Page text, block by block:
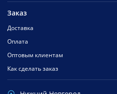
Заказ
Доставка
Оплата
Оптовым клиентам
Как сделать заказ